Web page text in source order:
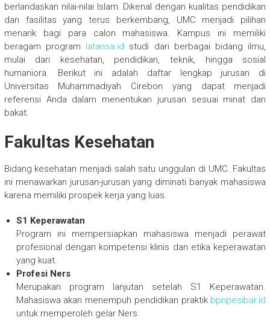
berlandaskan nilai-nilai Islam. Dikenal dengan kualitas pendidikan
dan fasilitas yang terus berkembang, UMC menjadi pilihan
menarik bagi para calon mahasiswa. Kampus ini memiliki
beragam program latansa.id studi dari berbagai bidang ilmu,
mulai dari kesehatan, pendidikan, teknik, hingga sosial
humaniora. Berikut ini adalah daftar lengkap jurusan di
Universitas Muhammadiyah Cirebon yang dapat menjadi
referensi Anda dalam menentukan jurusan sesuai minat dan
bakat.
Fakultas Kesehatan
Bidang kesehatan menjadi salah satu unggulan di UMC. Fakultas
ini menawarkan jurusan-jurusan yang diminati banyak mahasiswa
karena memiliki prospek kerja yang luas.
S1 Keperawatan
Program ini mempersiapkan mahasiswa menjadi perawat
profesional dengan kompetensi klinis dan etika keperawatan
yang kuat.
Profesi Ners
Merupakan program lanjutan setelah S1 Keperawatan.
Mahasiswa akan menempuh pendidikan praktik bpnpesibar.id
untuk memperoleh gelar Ners.